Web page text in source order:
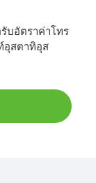
บอัตราค่าโทร
อุสตาทิอุส